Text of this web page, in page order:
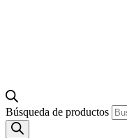
Búsqueda de productos